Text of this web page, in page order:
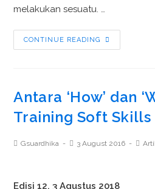
melakukan sesuatu. …
CONTINUE READING
Antara ‘How’ dan
Training Soft Skills
Gsuardhika 3 August 2016
Edisi 12, 3 Agustus 2018